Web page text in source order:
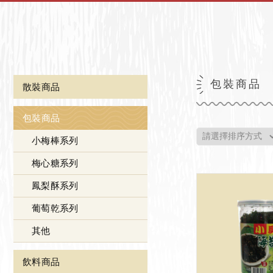
散裝商品
包裝商品
小梅棒系列
梅心糖系列
鳳梨酥系列
葡萄乾系列
其他
飲料商品
包裝商品